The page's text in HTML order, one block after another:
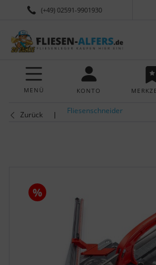
(+49) 02591-9901930
MENÜ KONTO
Zurück Fliesenschneider
%